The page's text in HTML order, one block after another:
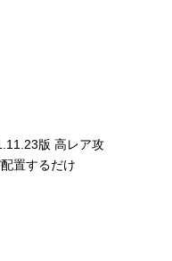
版 高レア攻
置するだけ